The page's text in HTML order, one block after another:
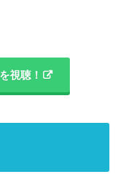
視聴！